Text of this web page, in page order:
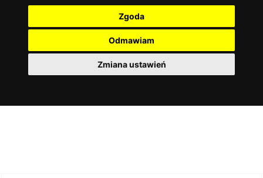
Zgoda
Odmawiam
Zmiana ustawień
Język francuski Łódź 3511
Gdańsk 2075